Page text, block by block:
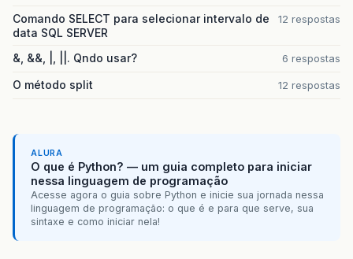
}
//faça os metodos get e set para cada
public void
{
//faça um
vetJogo. add(new Jogo(id,result,result2
}
}
// faça os metodos q vc achar necessarios
}
Comando SELECT para selecionar intervalo de
data SQL SERVER
12 respostas
&, &&, |, ||. Qndo usar? 6 respostas
O método split 12 respostas
ALURA
O que é Python? — um guia completo para iniciar
nessa linguagem de programação
Acesse agora o guia sobre Python e inicie sua jornada nessa
linguagem de programação: o que é e para que serve, sua
sintaxe e como iniciar nela!